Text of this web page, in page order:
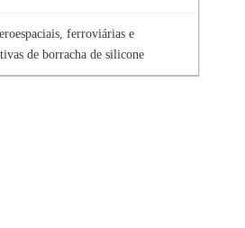
ferroviárias e
de borracha de silicone